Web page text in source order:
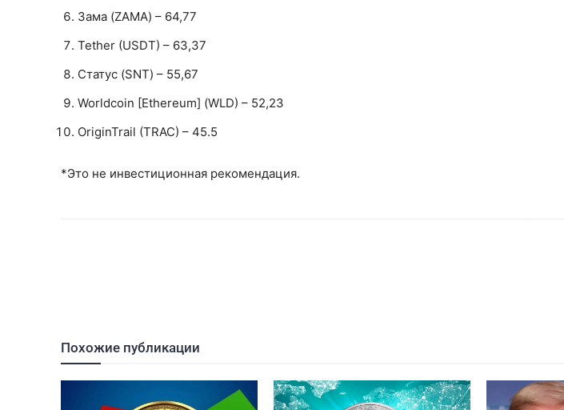
Зама (ZAMA) – 64,77
Tether (USDT) – 63,37
Статус (SNT) – 55,67
Worldcoin [Ethereum] (WLD) – 52,23
OriginTrail (TRAC) – 45.5
*Это не инвестиционная рекомендация.
Похожие публикации